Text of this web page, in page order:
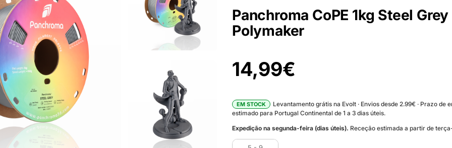
Panchroma CoPE 1kg Steel Grey
Polymaker
14,99€
EM STOCK
Levantamento grátis na Evolt · Envios desde 2.99€ · Prazo de
estimado para Portugal Continental de 1 a 3 dias úteis.
Expedição na segunda-feira (dias úteis). Receção estimada a partir de